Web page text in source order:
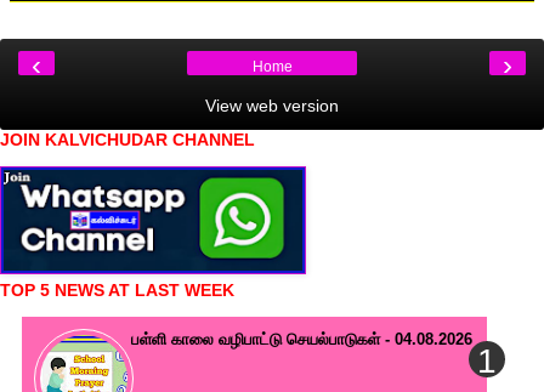
‹ ›
Home
View web version
JOIN KALVICHUDAR CHANNEL
TOP 5 NEWS AT LAST WEEK
பள்ளி காலை வழிபாட்டு செயல்பாடுகள் - 04.08.2026